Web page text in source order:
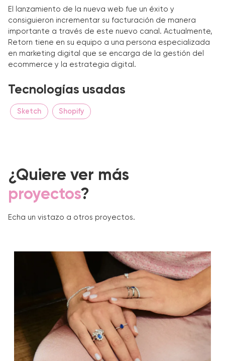
El lanzamiento de la nueva web fue un éxito y
consiguieron incrementar su facturación de manera
importante a través de este nuevo canal. Actualmente,
Retorn tiene en su equipo a una persona especializada
en marketing digital que se encarga de la gestión del
ecommerce y la estrategia digital.
Tecnologías usadas
Sketch Shopify
¿Quiere ver más
proyectos?
Echa un vistazo a otros proyectos.